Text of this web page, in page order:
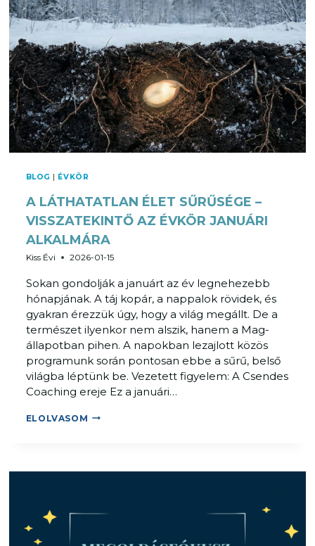
BLOG ÉVKÖR
A LÁTHATATLAN ÉLET SŰRŰSÉGE –
VISSZATEKINTŐ AZ ÉVKÖR JANUÁRI
ALKALMÁRA
Kiss Évi 2026-01-15
Sokan gondolják a januárt az év legnehezebb
hónapjának. A táj kopár, a nappalok rövidek, és
gyakran érezzük úgy, hogy a világ megállt. De a
természet ilyenkor nem alszik, hanem a Mag-
állapotban pihen. A napokban lezajlott közös
programunk során pontosan ebbe a sűrű, belső
világba léptünk be. Vezetett figyelem: A Csendes
Coaching ereje Ez a januári…
ELOLVASOM A